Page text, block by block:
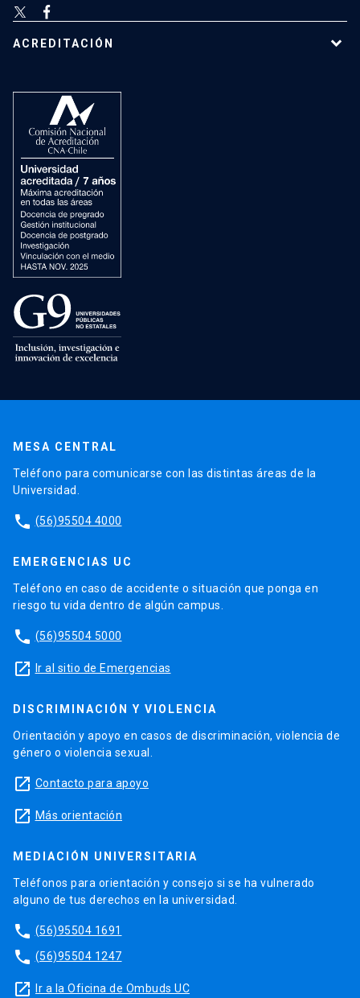
ACREDITACIÓN
MESA CENTRAL
Teléfono para comunicarse con las distintas áreas de la
Universidad.
phone (56)95504 4000
EMERGENCIAS UC
Teléfono en caso de accidente o situación que ponga en
riesgo tu vida dentro de algún campus.
phone (56)95504 5000
launch Ir al sitio de Emergencias
DISCRIMINACIÓN Y VIOLENCIA
Orientación y apoyo en casos de discriminación, violencia de
género o violencia sexual.
launch Contacto para apoyo
launch Más orientación
MEDIACIÓN UNIVERSITARIA
Teléfonos para orientación y consejo si se ha vulnerado
alguno de tus derechos en la universidad.
phone (56)95504 1691
phone (56)95504 1247
launch Ir a la Oficina de Ombuds UC